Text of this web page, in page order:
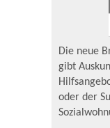
Die neue
gibt
oder der